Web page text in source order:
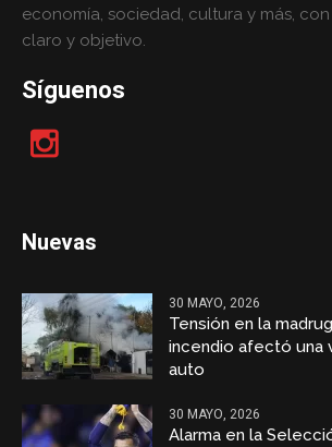
economía, sociedad, cultura y más,
claro y objetivo.
Síguenos
Nuevas
30 MAYO, 2026
Tensión en la
incendio afectó una
auto
30 MAYO, 2026
Alarma en la